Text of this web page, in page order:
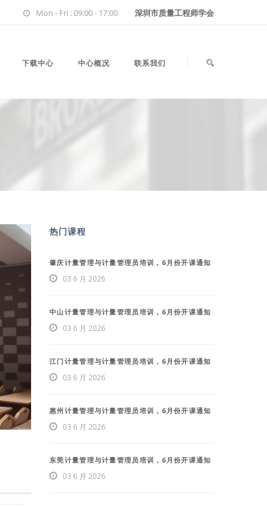
Mon - Fri : 09:00 - 17:00 深圳市质量工程师学会
下载中心 中心概况 联系我们
热门课程
肇庆计量管理与计量管理员培训，6月份开课通知
03 6 月 2026
中山计量管理与计量管理员培训，6月份开课通知
03 6 月 2026
江门计量管理与计量管理员培训，6月份开课通知
03 6 月 2026
惠州计量管理与计量管理员培训，6月份开课通知
03 6 月 2026
东莞计量管理与计量管理员培训，6月份开课通知
03 6 月 2026